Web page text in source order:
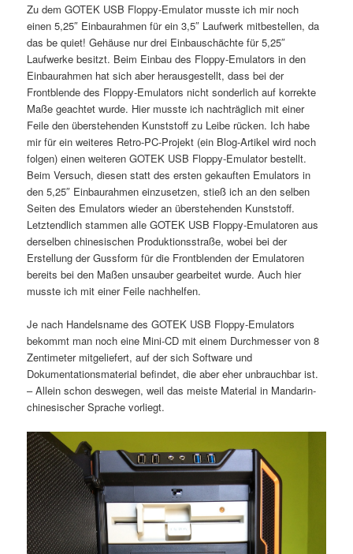
Zu dem GOTEK USB Floppy-Emulator musste ich mir noch
einen 5,25″ Einbaurahmen für ein 3,5″ Laufwerk mitbestellen, da
das be quiet! Gehäuse nur drei Einbauschächte für 5,25″
Laufwerke besitzt. Beim Einbau des Floppy-Emulators in den
Einbaurahmen hat sich aber herausgestellt, dass bei der
Frontblende des Floppy-Emulators nicht sonderlich auf korrekte
Maße geachtet wurde. Hier musste ich nachträglich mit einer
Feile den überstehenden Kunststoff zu Leibe rücken. Ich habe
mir für ein weiteres Retro-PC-Projekt (ein Blog-Artikel wird noch
folgen) einen weiteren GOTEK USB Floppy-Emulator bestellt.
Beim Versuch, diesen statt des ersten gekauften Emulators in
den 5,25″ Einbaurahmen einzusetzen, stieß ich an den selben
Seiten des Emulators wieder an überstehenden Kunststoff.
Letztendlich stammen alle GOTEK USB Floppy-Emulatoren aus
derselben chinesischen Produktionsstraße, wobei bei der
Erstellung der Gussform für die Frontblenden der Emulatoren
bereits bei den Maßen unsauber gearbeitet wurde. Auch hier
musste ich mit einer Feile nachhelfen.
Je nach Handelsname des GOTEK USB Floppy-Emulators
bekommt man noch eine Mini-CD mit einem Durchmesser von 8
Zentimeter mitgeliefert, auf der sich Software und
Dokumentationsmaterial befindet, die aber eher unbrauchbar ist.
– Allein schon deswegen, weil das meiste Material in Mandarin-
chinesischer Sprache vorliegt.